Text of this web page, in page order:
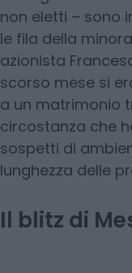
non eletti – sono
le fila della
azionista
scorso mese si
a un matrimonio
circostanza che
sospetti di
lunghezza delle
Il blitz di